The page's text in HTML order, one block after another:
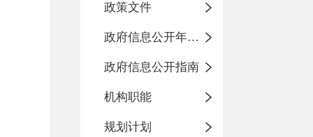
政策文件
政府信息公开年度报告
政府信息公开指南
机构职能
规划计划